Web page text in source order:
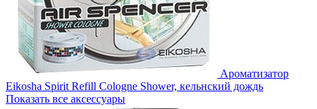
Ароматизатор
Eikosha Spirit Refill Cologne Shower, кельнский дождь
Показать все аксессуары